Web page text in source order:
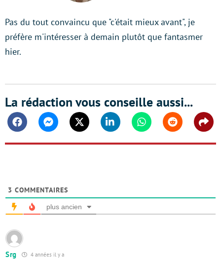
Pas du tout convaincu que "c'était mieux avant", je
préfère m'intéresser à demain plutôt que fantasmer
hier.
La rédaction vous conseille aussi...
FacebookMessengerTwitter Linkedin WhatsappReddit
3 COMMENTAIRES
plus ancien
Srg 4 années il y a